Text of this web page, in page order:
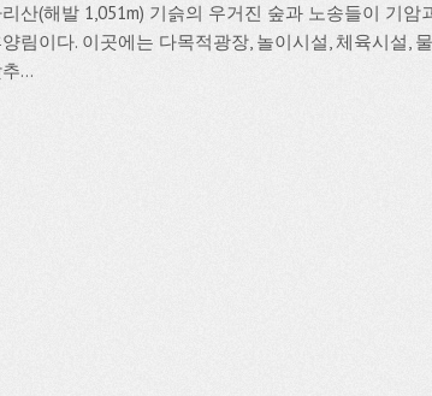
산(해발 1,051m) 기슭의 우거진 숲과 노송들이 기암
림이다. 이곳에는 다목적광장, 놀이시설, 체육시설,
...